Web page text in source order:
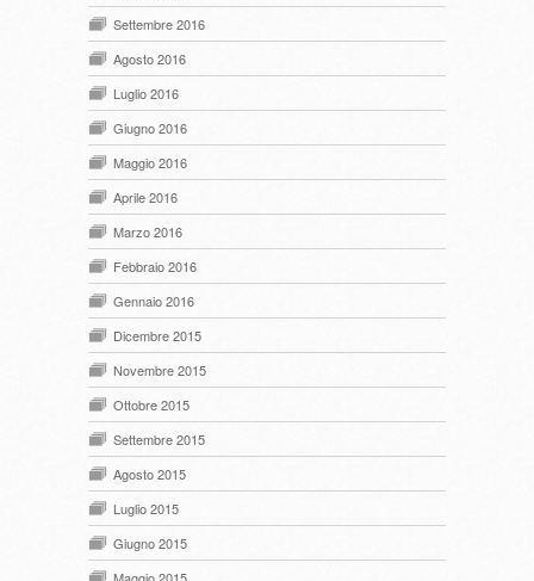
Settembre 2016
Agosto 2016
Luglio 2016
Giugno 2016
Maggio 2016
Aprile 2016
Marzo 2016
Febbraio 2016
Gennaio 2016
Dicembre 2015
Novembre 2015
Ottobre 2015
Settembre 2015
Agosto 2015
Luglio 2015
Giugno 2015